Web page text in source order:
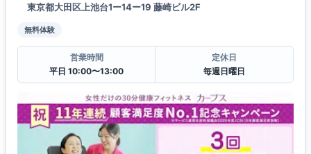
東京都大田区上池台1ー14ー19 藤崎ビル2F
無料体験
営業時間
平日 10:00〜13:00
定休日
毎週日曜日